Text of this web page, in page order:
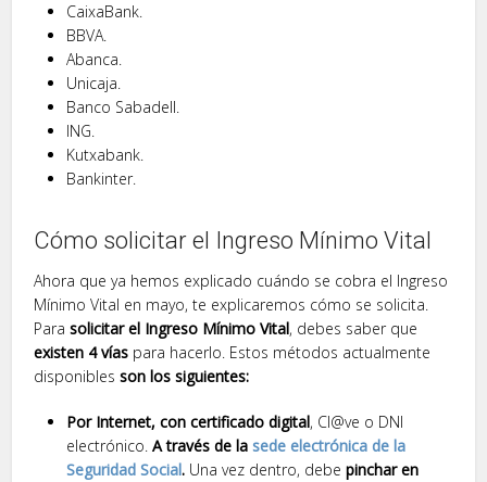
CaixaBank.
BBVA.
Abanca.
Unicaja.
Banco Sabadell.
ING.
Kutxabank.
Bankinter.
Cómo solicitar el Ingreso Mínimo Vital
Ahora que ya hemos explicado cuándo se cobra el Ingreso
Mínimo Vital en mayo, te explicaremos cómo se solicita.
Parasolicitar el Ingreso Mínimo Vital, debes saber que
existen 4 vías para hacerlo. Estos métodos actualmente
disponiblesson los siguientes:
Por Internet, con certificado digital, Cl@ve o DNI
electrónico.A través de lasede electrónica de la
Seguridad Social. Una vez dentro, debepinchar en